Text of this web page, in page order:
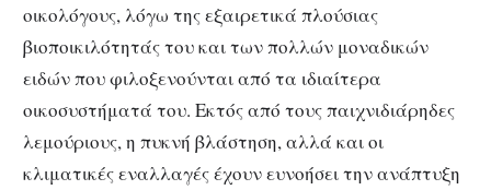
οικολόγους, λόγω της εξαιρετικά πλούσιας
βιοποικιλότητάς του και των πολλών μοναδικών
ειδών που φιλοξενούνται από τα ιδιαίτερα
οικοσυστήματά του. Εκτός από τους παιχνιδιάρηδες
λεμούριους, η πυκνή βλάστηση, αλλά και οι
κλιματικές εναλλαγές έχουν ευνοήσει την ανάπτυξη